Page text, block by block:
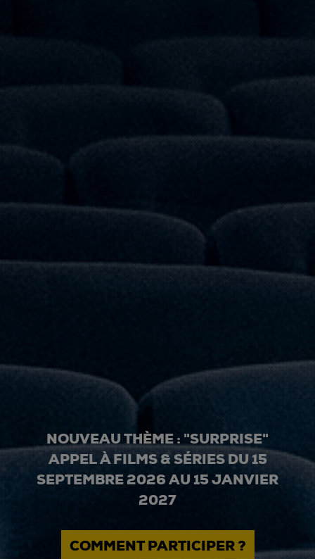
NOUVEAU THÈME : "SURPRISE"
APPEL À FILMS & SÉRIES DU 15
SEPTEMBRE 2026 AU 15 JANVIER
2027
COMMENT PARTICIPER ?